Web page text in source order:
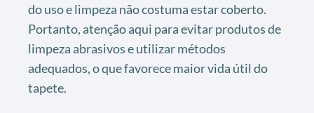
do uso e limpeza não costuma estar coberto.
Portanto, atenção aqui para evitar produtos de
limpeza abrasivos e utilizar métodos
adequados, o que favorece maior vida útil do
tapete.